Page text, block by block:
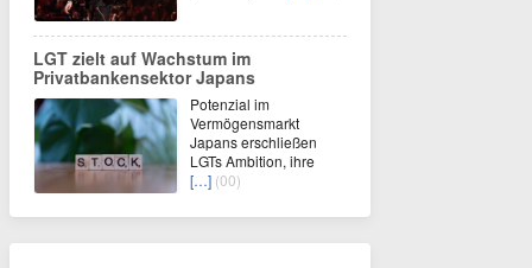
LGT zielt auf Wachstum im
Privatbankensektor Japans
Potenzial im
Vermögensmarkt
Japans erschließen
LGTs Ambition, ihre
[…] (00)